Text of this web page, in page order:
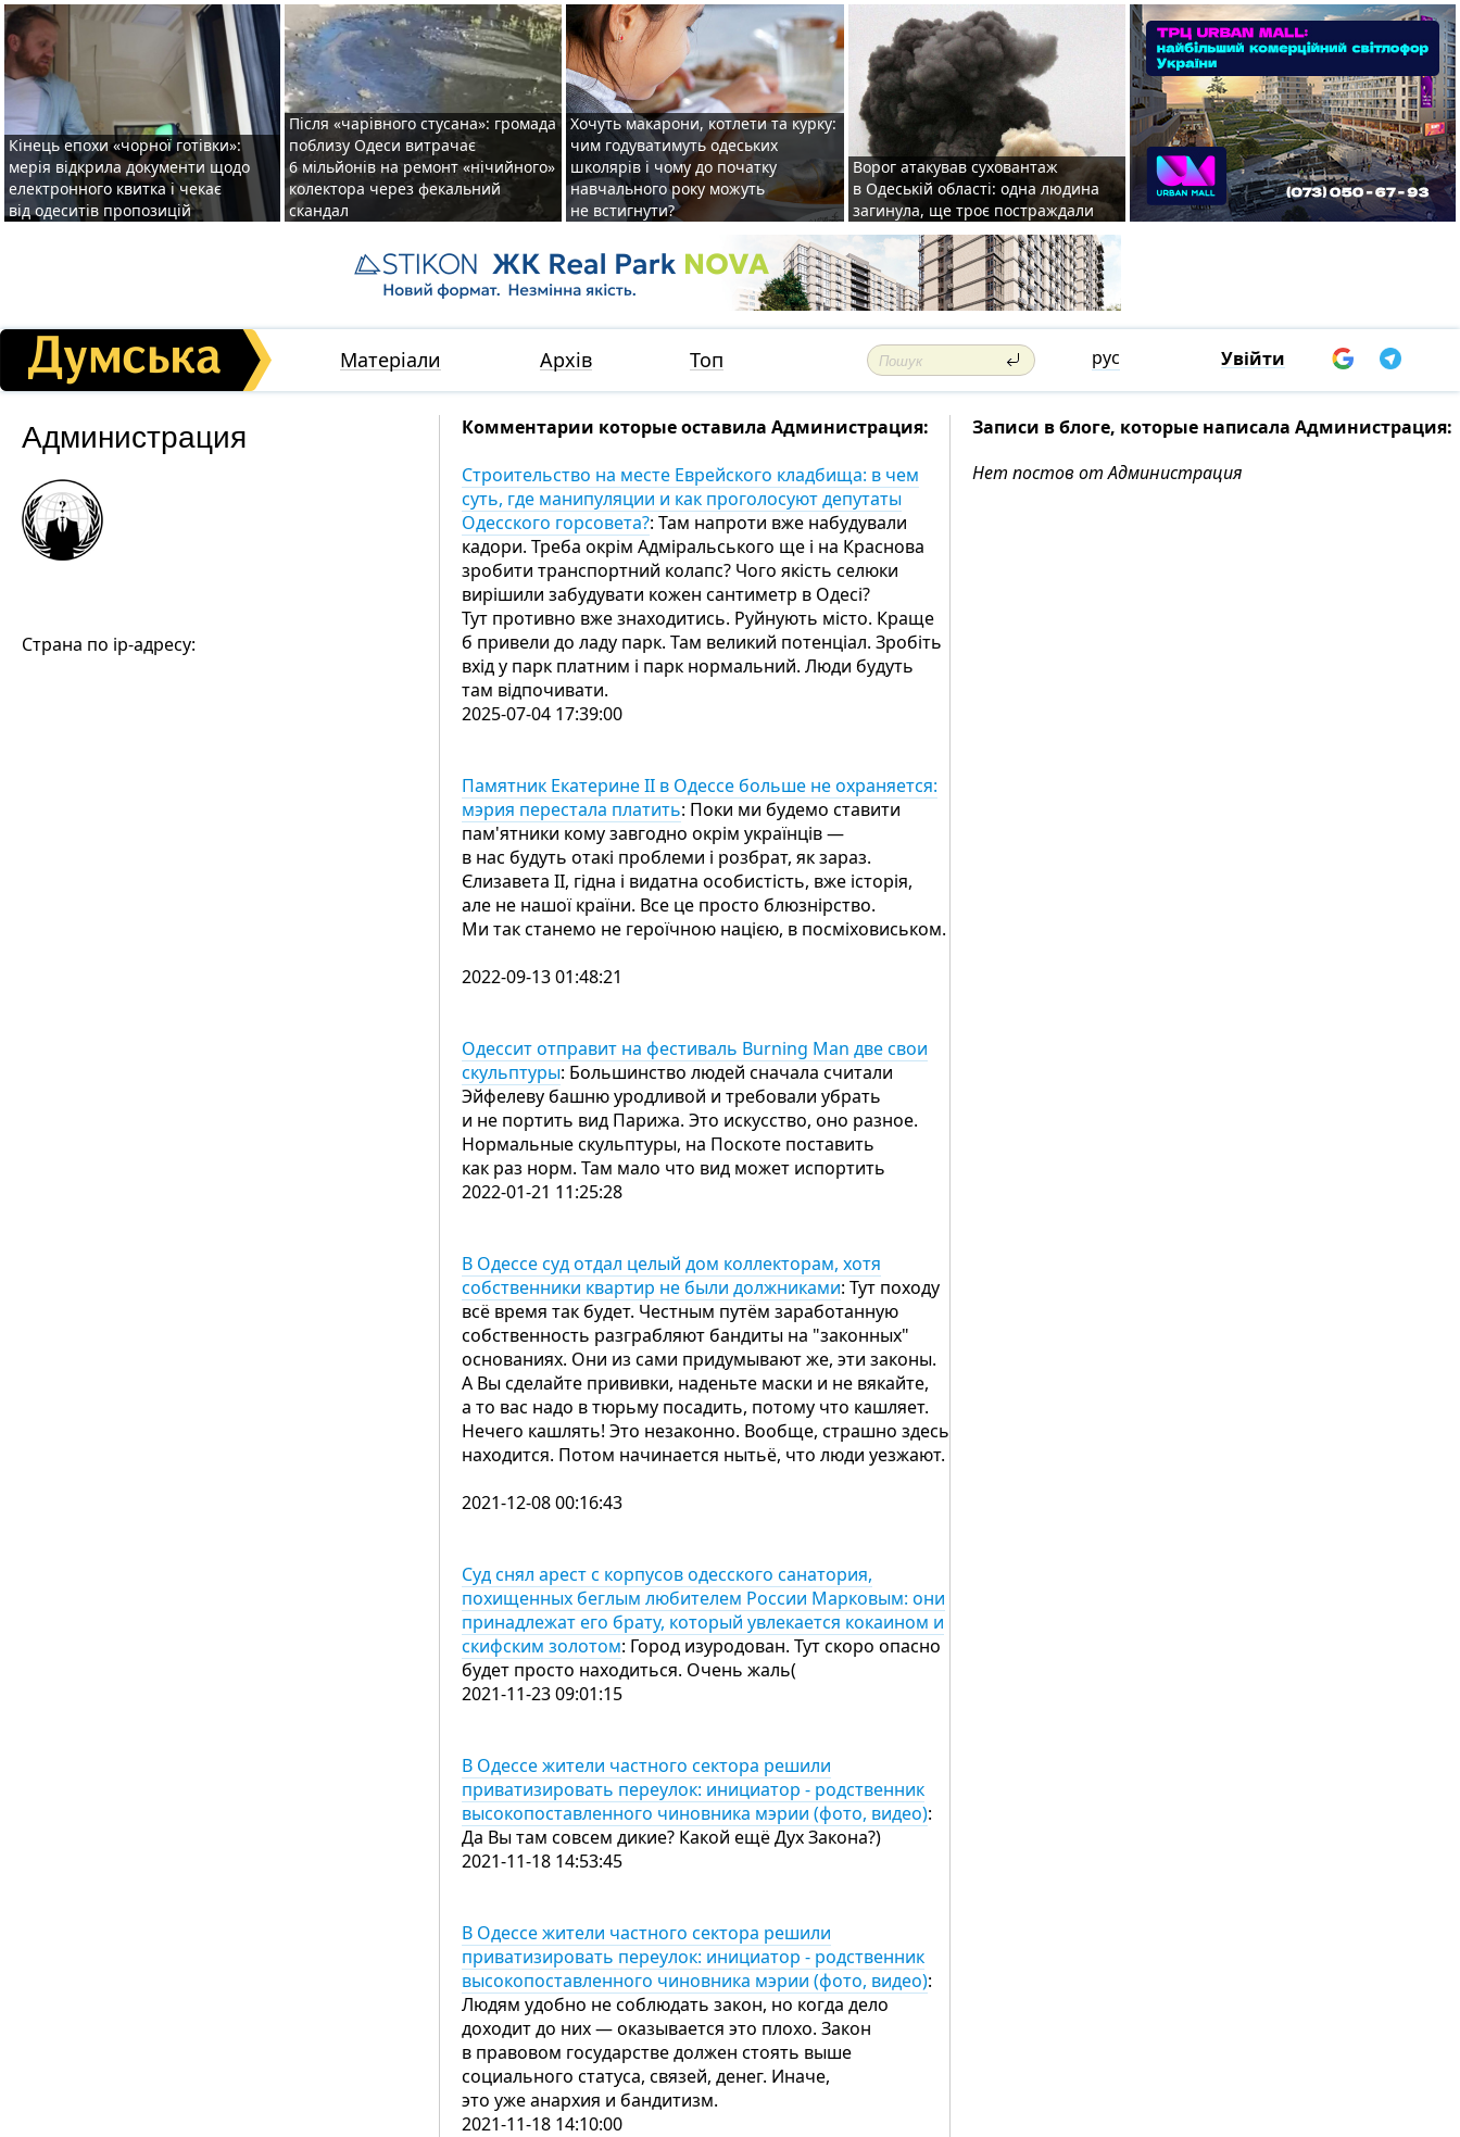
Кінець епохи «чорної готівки»:
мерія відкрила документи щодо
електронного квитка і чекає
від одеситів пропозицій
Після «чарівного стусана»: громада
поблизу Одеси витрачає
6 мільйонів на ремонт «нічийного»
колектора через фекальний
скандал
Хочуть макарони, котлети та курку:
чим годуватимуть одеських
школярів і чому до початку
навчального року можуть
не встигнути?
Ворог атакував суховантаж
в Одеській області: одна людина
загинула, ще троє постраждали
Матеріали Архів Топ рус Увійти
Администрация
Страна по ip-адресу:
Комментарии которые оставила Администрация:
Строительство на месте Еврейского кладбища: в чем
суть, где манипуляции и как проголосуют депутаты
Одесского горсовета?: Там напроти вже набудували
кадори. Треба окрім Адміральського ще і на Краснова
зробити транспортний колапс? Чого якість селюки
вирішили забудувати кожен сантиметр в Одесі?
Тут противно вже знаходитись. Руйнують місто. Краще
б привели до ладу парк. Там великий потенціал. Зробіть
вхід у парк платним і парк нормальний. Люди будуть
там відпочивати.
2025-07-04 17:39:00
Памятник Екатерине II в Одессе больше не охраняется:
мэрия перестала платить: Поки ми будемо ставити
пам'ятники кому завгодно окрім українців —
в нас будуть отакі проблеми і розбрат, як зараз.
Єлизавета ІІ, гідна і видатна особистість, вже історія,
але не нашої країни. Все це просто блюзнірство.
Ми так станемо не героїчною нацією, в посміховиськом.
2022-09-13 01:48:21
Одессит отправит на фестиваль Burning Man две свои
скульптуры: Большинство людей сначала считали
Эйфелеву башню уродливой и требовали убрать
и не портить вид Парижа. Это искусство, оно разное.
Нормальные скульптуры, на Поскоте поставить
как раз норм. Там мало что вид может испортить
2022-01-21 11:25:28
В Одессе суд отдал целый дом коллекторам, хотя
собственники квартир не были должниками: Тут походу
всё время так будет. Честным путём заработанную
собственность разграбляют бандиты на "законных"
основаниях. Они из сами придумывают же, эти законы.
А Вы сделайте прививки, наденьте маски и не вякайте,
а то вас надо в тюрьму посадить, потому что кашляет.
Нечего кашлять! Это незаконно. Вообще, страшно здесь
находится. Потом начинается нытьё, что люди уезжают.
2021-12-08 00:16:43
Суд снял арест с корпусов одесского санатория,
похищенных беглым любителем России Марковым: они
принадлежат его брату, который увлекается кокаином и
скифским золотом: Город изуродован. Тут скоро опасно
будет просто находиться. Очень жаль(
2021-11-23 09:01:15
В Одессе жители частного сектора решили
приватизировать переулок: инициатор - родственник
высокопоставленного чиновника мэрии (фото, видео):
Да Вы там совсем дикие? Какой ещё Дух Закона?)
2021-11-18 14:53:45
В Одессе жители частного сектора решили
приватизировать переулок: инициатор - родственник
высокопоставленного чиновника мэрии (фото, видео):
Людям удобно не соблюдать закон, но когда дело
доходит до них — оказывается это плохо. Закон
в правовом государстве должен стоять выше
социального статуса, связей, денег. Иначе,
это уже анархия и бандитизм.
2021-11-18 14:10:00
Записи в блоге, которые написала Администрация:
Нет постов от Администрация